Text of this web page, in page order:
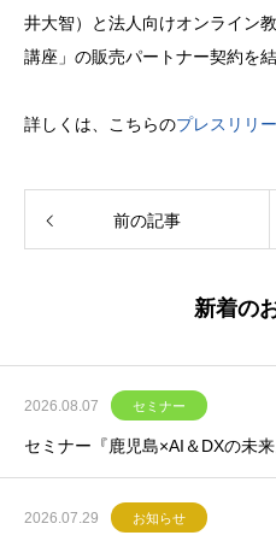
井大智）と法人向けオンライン
講座」の販売パートナー契約を結
詳しくは、こちらのプレスリリ
前の記事
新着の
2026.08.07 セミナー
セミナー『鹿児島×AI＆DXの未
2026.07.29 お知らせ